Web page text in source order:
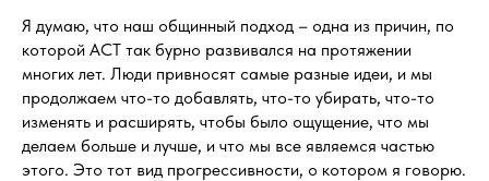
Я думаю, что наш общинный подход – одна из причин, по
которой ACT так бурно развивался на протяжении
многих лет. Люди привносят самые разные идеи, и мы
продолжаем что-то добавлять, что-то убирать, что-то
изменять и расширять, чтобы было ощущение, что мы
делаем больше и лучше, и что мы все являемся частью
этого. Это тот вид прогрессивности, о котором я говорю.